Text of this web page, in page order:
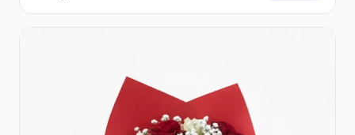
Trandafiri și Alstroemeria